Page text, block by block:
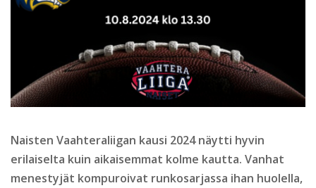
Naisten Vaahteraliigan kausi 2024 näytti hyvin
erilaiselta kuin aikaisemmat kolme kautta. Vanhat
menestyjät kompuroivat runkosarjassa ihan huolella,